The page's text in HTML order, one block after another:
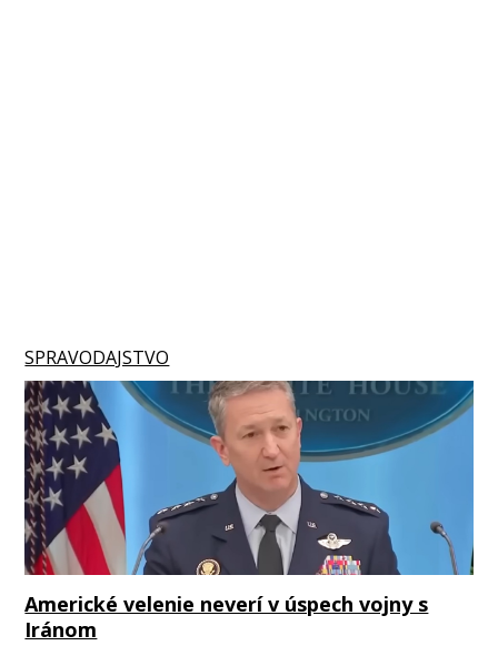
SPRAVODAJSTVO
Americké velenie neverí v úspech vojny s
Iránom